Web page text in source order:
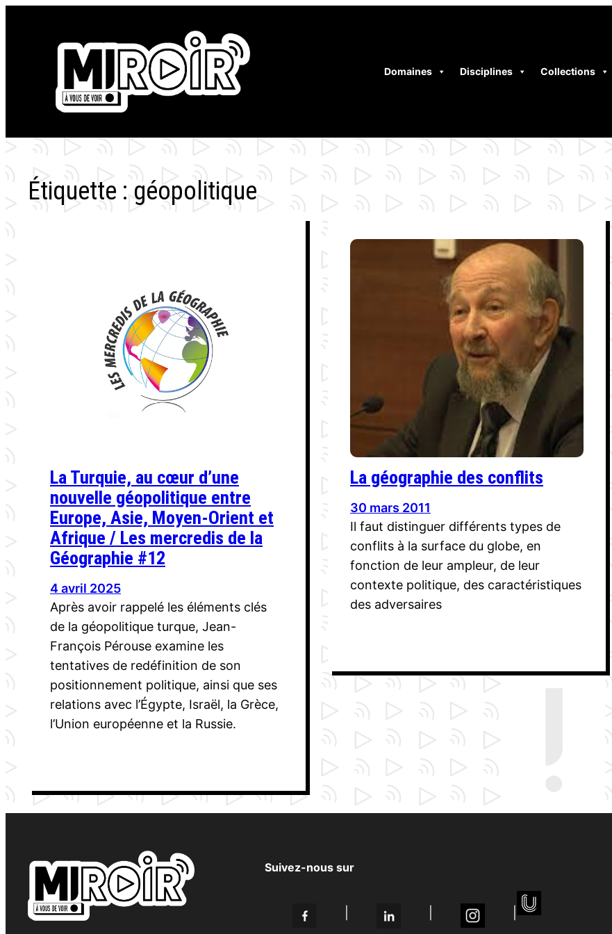
Domaines Disciplines Collections
Étiquette : géopolitique
La Turquie, au cœur d’une
nouvelle géopolitique entre
Europe, Asie, Moyen-Orient et
Afrique / Les mercredis de la
Géographie #12
4 avril 2025
Après avoir rappelé les éléments clés
de la géopolitique turque, Jean-
François Pérouse examine les
tentatives de redéfinition de son
positionnement politique, ainsi que ses
relations avec l’Égypte, Israël, la Grèce,
l’Union européenne et la Russie.
La géographie des conflits
30 mars 2011
Il faut distinguer différents types de
conflits à la surface du globe, en
fonction de leur ampleur, de leur
contexte politique, des caractéristiques
des adversaires
Suivez-nous sur